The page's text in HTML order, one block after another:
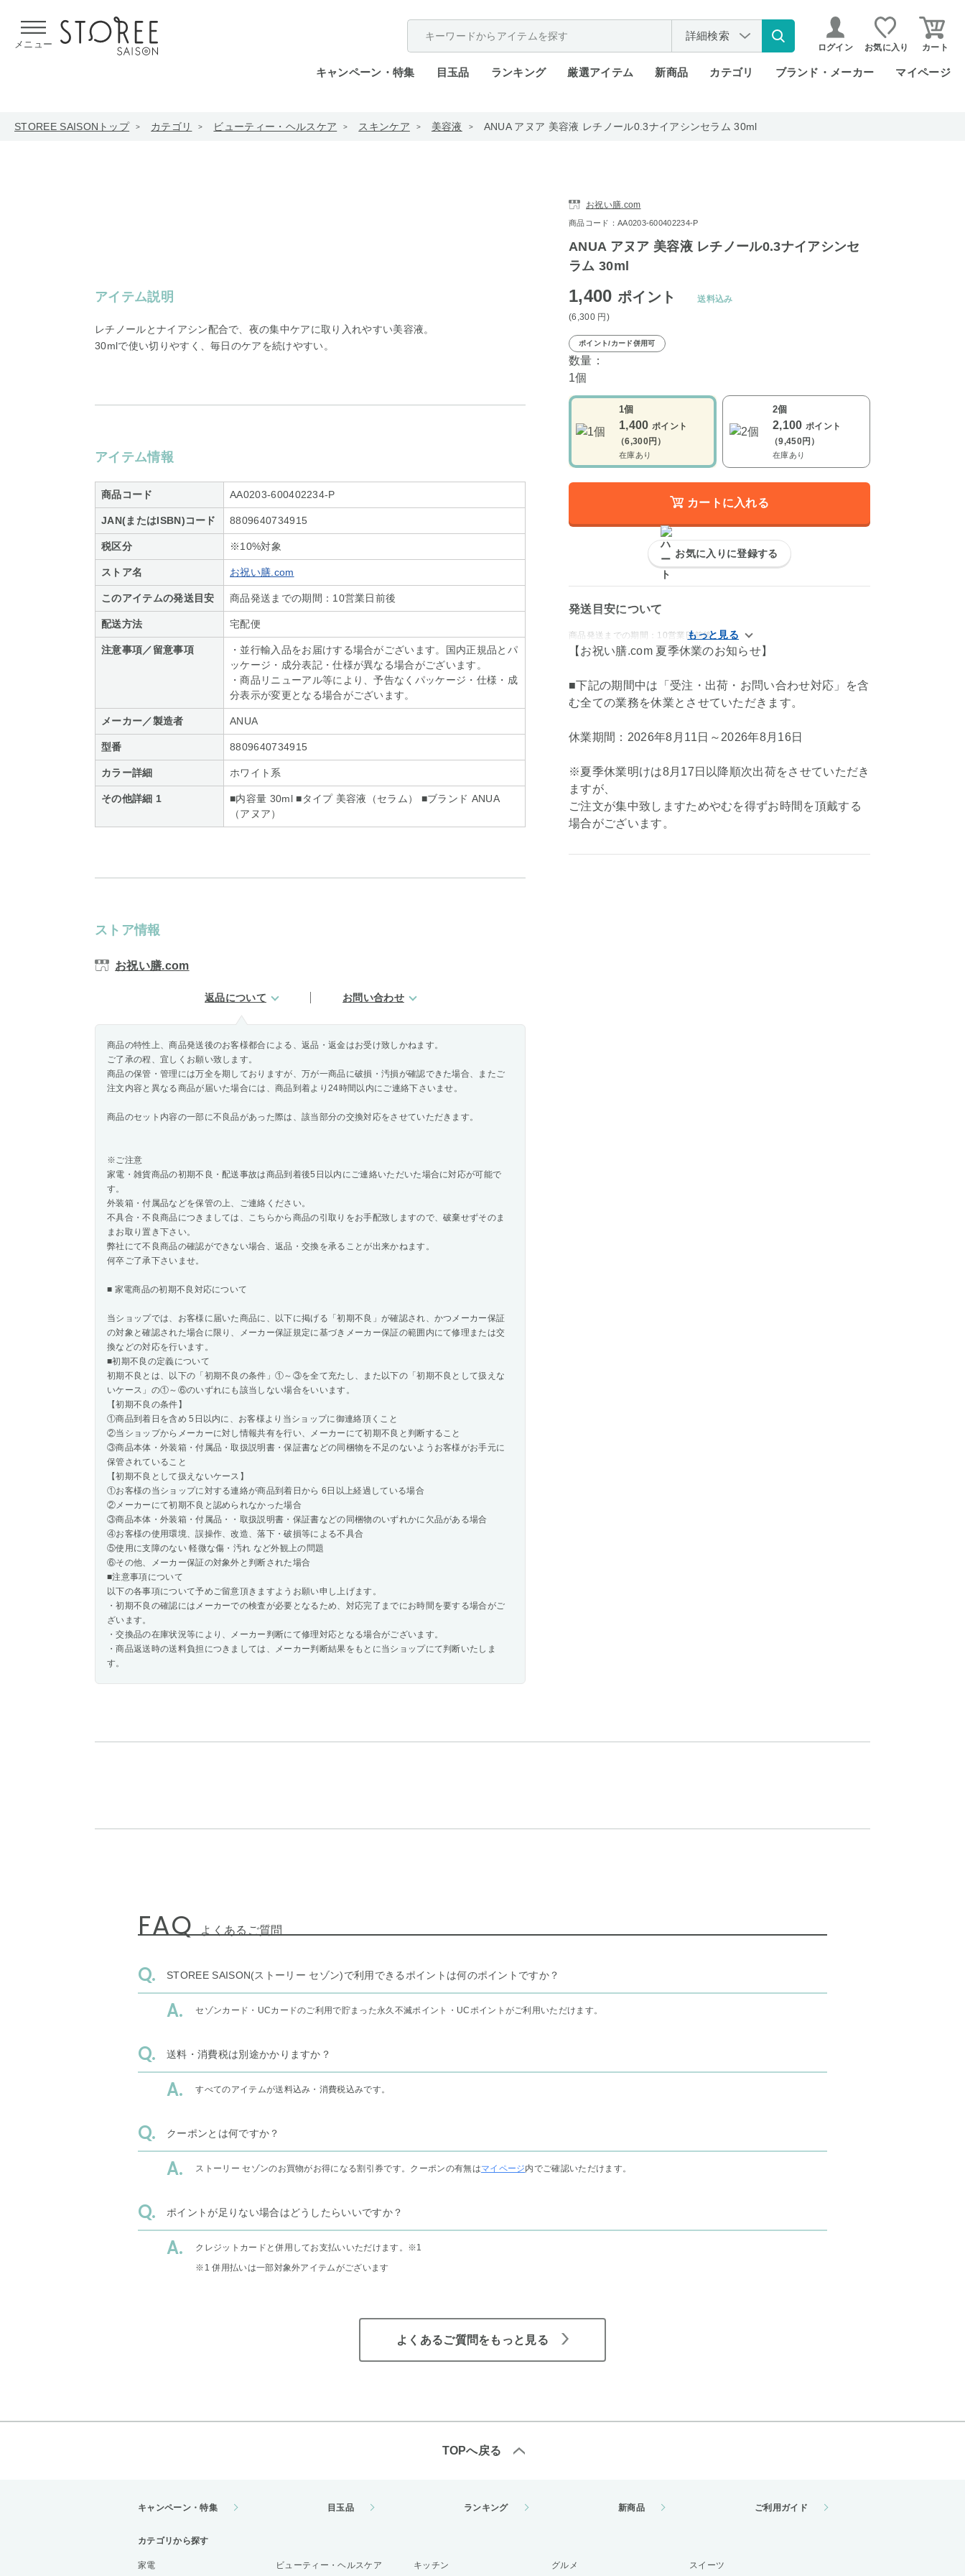
メニュー
詳細検索
ログイン お気に入り カート
キャンペーン・特集 目玉品 ランキング 厳選アイテム 新商品 カテゴリ ブランド・メーカー マイページ
STOREE SAISONトップ カテゴリ ビューティー・ヘルスケア スキンケア 美容液 ANUA アヌア 美容液 レチノール0.3ナイアシンセラム 30ml
アイテム説明
レチノールとナイアシン配合で、夜の集中ケアに取り入れやすい美容液。
30mlで使い切りやすく、毎日のケアを続けやすい。
アイテム情報
商品コード AA0203-600402234-P
JAN(またはISBN)コード 8809640734915
税区分 ※10%対象
ストア名 お祝い膳.com
このアイテムの発送目安 商品発送までの期間：10営業日前後
配送方法 宅配便
注意事項／留意事項
・並行輸入品をお届けする場合がございます。国内正規品とパ
ッケージ・成分表記・仕様が異なる場合がございます。
・商品リニューアル等により、予告なくパッケージ・仕様・成
分表示が変更となる場合がございます。
メーカー／製造者 ANUA
型番 8809640734915
カラー詳細 ホワイト系
その他詳細 1
■内容量 30ml ■タイプ 美容液（セラム） ■ブランド ANUA
（アヌア）
ストア情報
お祝い膳.com
返品について お問い合わせ
商品の特性上、商品発送後のお客様都合による、返品・返金はお受け致しかねます。
ご了承の程、宜しくお願い致します。
商品の保管・管理には万全を期しておりますが、万が一商品に破損・汚損が確認できた場合、またご
注文内容と異なる商品が届いた場合には、商品到着より24時間以内にご連絡下さいませ。
商品のセット内容の一部に不良品があった際は、該当部分の交換対応をさせていただきます。
※ご注意
家電・雑貨商品の初期不良・配送事故は商品到着後5日以内にご連絡いただいた場合に対応が可能で
す。
外装箱・付属品などを保管の上、ご連絡ください。
不具合・不良商品につきましては、こちらから商品の引取りをお手配致しますので、破棄せずそのま
まお取り置き下さい。
弊社にて不良商品の確認ができない場合、返品・交換を承ることが出来かねます。
何卒ご了承下さいませ。
■ 家電商品の初期不良対応について
当ショップでは、お客様に届いた商品に、以下に掲げる「初期不良」が確認され、かつメーカー保証
の対象と確認された場合に限り、メーカー保証規定に基づきメーカー保証の範囲内にて修理または交
換などの対応を行います。
■初期不良の定義について
初期不良とは、以下の「初期不良の条件」①～③を全て充たし、また以下の「初期不良として扱えな
いケース」の①～⑥のいずれにも該当しない場合をいいます。
【初期不良の条件】
①商品到着日を含め 5日以内に、お客様より当ショップに御連絡頂くこと
②当ショップからメーカーに対し情報共有を行い、メーカーにて初期不良と判断すること
③商品本体・外装箱・付属品・取扱説明書・保証書などの同梱物を不足のないようお客様がお手元に
保管されていること
【初期不良として扱えないケース】
①お客様の当ショップに対する連絡が商品到着日から 6日以上経過している場合
②メーカーにて初期不良と認められなかった場合
③商品本体・外装箱・付属品・・取扱説明書・保証書などの同梱物のいずれかに欠品がある場合
④お客様の使用環境、誤操作、改造、落下・破損等による不具合
⑤使用に支障のない 軽微な傷・汚れ など外観上の問題
⑥その他、メーカー保証の対象外と判断された場合
■注意事項について
以下の各事項について予めご留意頂きますようお願い申し上げます。
・初期不良の確認にはメーカーでの検査が必要となるため、対応完了までにお時間を要する場合がご
ざいます。
・交換品の在庫状況等により、メーカー判断にて修理対応となる場合がございます。
・商品返送時の送料負担につきましては、メーカー判断結果をもとに当ショップにて判断いたしま
す。
お祝い膳.com
商品コード：AA0203-600402234-P
ANUA アヌア 美容液 レチノール0.3ナイアシンセ
ラム 30ml
1,400 ポイント
(6,300 円 )
送料込み
ポイント/カード併用可
数量：
1個
1個
1,400 ポイント
（6,300円）
在庫あり
2個
2,100 ポイント
（9,450円）
在庫あり
カートに入れる
お気に入りに登録する
発送目安について
商品発送までの期間：10営業日前後
【お祝い膳.com 夏季休業のお知らせ】
■下記の期間中は「受注・出荷・お問い合わせ対応」を含
む全ての業務を休業とさせていただきます。
休業期間：2026年8月11日～2026年8月16日
※夏季休業明けは8月17日以降順次出荷をさせていただき
ますが、
ご注文が集中致しますためやむを得ずお時間を頂戴する
場合がございます。
FAQ よくあるご質問
STOREE SAISON(ストーリー セゾン)で利用できるポイントは何のポイントですか？
セゾンカード・UCカードのご利用で貯まった永久不滅ポイント・UCポイントがご利用いただけます。
送料・消費税は別途かかりますか？
すべてのアイテムが送料込み・消費税込みです。
クーポンとは何ですか？
ストーリー セゾンのお買物がお得になる割引券です。クーポンの有無はマイページ内でご確認いただけます。
ポイントが足りない場合はどうしたらいいですか？
クレジットカードと併用してお支払いいただけます。 ※1
※1 併用払いは一部対象外アイテムがございます
よくあるご質問をもっと見る
TOPへ戻る
キャンペーン・特集 目玉品 ランキング 新商品 ご利用ガイド
カテゴリから探す
家電 ビューティー・ヘルスケア キッチン グルメ スイーツ